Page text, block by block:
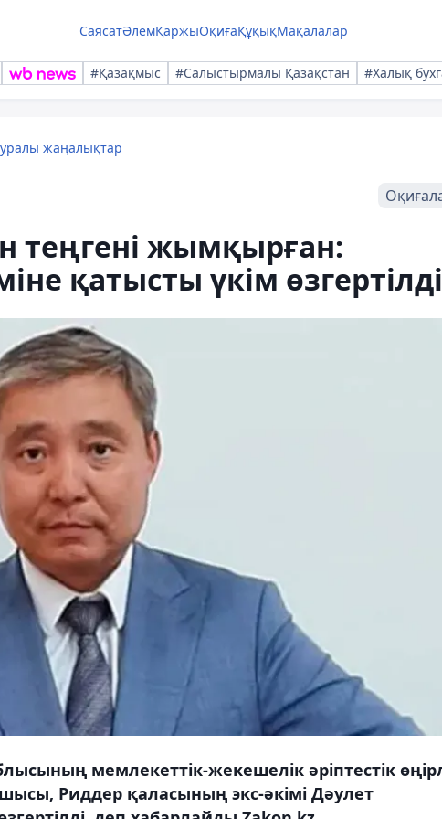
СаясатӘлемҚаржыОқиғаҚұқықМақалалар
#Қазақмыс #Салыстырмалы Қазақстан #Халық
жаңалықтар
теңгені жымқырған:
қатысты үкім өзгертілді
мемлекеттік-жекешелік әріптестік
Риддер қаласының экс-әкімі Дәулет